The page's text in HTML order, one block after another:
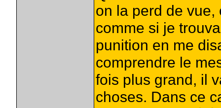
on la perd de
comme si je
punition en me
comprendre le
fois plus grand, il
choses. Dans ce